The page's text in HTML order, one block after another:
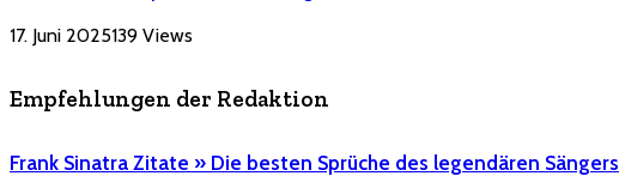
17. Juni 2025139 Views
Empfehlungen der Redaktion
Frank Sinatra Zitate » Die besten Sprüche des legendären Sängers